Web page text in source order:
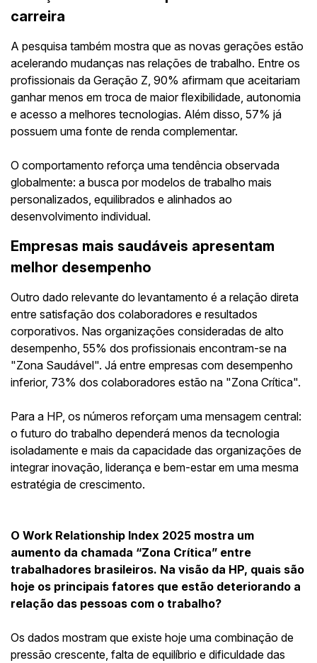
carreira
A pesquisa também mostra que as novas gerações estão
acelerando mudanças nas relações de trabalho. Entre os
profissionais da Geração Z, 90% afirmam que aceitariam
ganhar menos em troca de maior flexibilidade, autonomia
e acesso a melhores tecnologias. Além disso, 57% já
possuem uma fonte de renda complementar.
O comportamento reforça uma tendência observada
globalmente: a busca por modelos de trabalho mais
personalizados, equilibrados e alinhados ao
desenvolvimento individual.
Empresas mais saudáveis apresentam
melhor desempenho
Outro dado relevante do levantamento é a relação direta
entre satisfação dos colaboradores e resultados
corporativos. Nas organizações consideradas de alto
desempenho, 55% dos profissionais encontram-se na
"Zona Saudável". Já entre empresas com desempenho
inferior, 73% dos colaboradores estão na "Zona Crítica".
Para a HP, os números reforçam uma mensagem central:
o futuro do trabalho dependerá menos da tecnologia
isoladamente e mais da capacidade das organizações de
integrar inovação, liderança e bem-estar em uma mesma
estratégia de crescimento.
O Work Relationship Index 2025 mostra um
aumento da chamada “Zona Crítica” entre
trabalhadores brasileiros. Na visão da HP, quais são
hoje os principais fatores que estão deteriorando a
relação das pessoas com o trabalho?
Os dados mostram que existe hoje uma combinação de
pressão crescente, falta de equilíbrio e dificuldade das